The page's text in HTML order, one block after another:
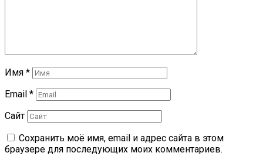
Имя *
Email *
Сайт
Сохранить моё имя, email и адрес сайта в этом
браузере для последующих моих комментариев.